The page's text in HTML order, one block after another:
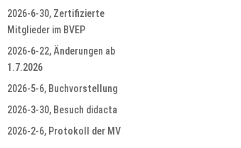
2026-6-30, Zertifizierte
Mitglieder im BVEP
2026-6-22, Änderungen ab
1.7.2026
2026-5-6, Buchvorstellung
2026-3-30, Besuch didacta
2026-2-6, Protokoll der MV